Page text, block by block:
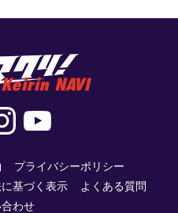
プライバシーポリシー
基づく表示
よくある質問
わせ